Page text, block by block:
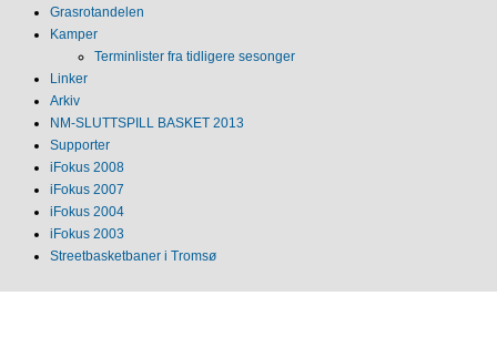
Grasrotandelen
Kamper
Terminlister fra tidligere sesonger
Linker
Arkiv
NM‐SLUTTSPILL BASKET 2013
Supporter
iFokus 2008
iFokus 2007
iFokus 2004
iFokus 2003
Streetbasketbaner i Tromsø